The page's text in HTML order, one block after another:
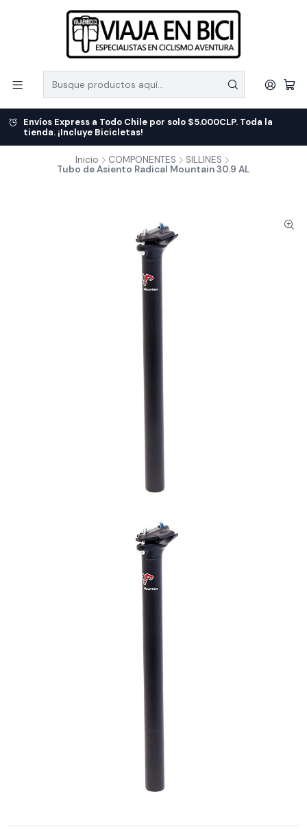
Envíos Express a Todo Chile por solo $5.000CLP. Toda la
tienda. ¡Incluye Bicicletas!
Inicio COMPONENTES
SILLINES
Tubo de Asiento Radical Mountain 30.9 AL